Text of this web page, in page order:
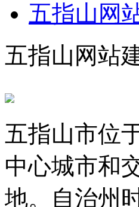
五指山网
五指山网站
五指山市位
中心城市和
地。自治州